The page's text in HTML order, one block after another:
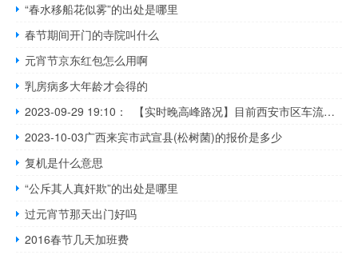
“春水移船花似雾”的出处是哪里
春节期间开门的寺院叫什么
元宵节京东红包怎么用啊
乳房病多大年龄才会得的
2023-09-29 19:10： 【实时晚高峰路况】目前西安市区车流量较大的路段有:东二环，北二环，未央路，咸宁西路，太白北路，北关正街，吉祥路，长安中路南，其余路段交通秩序正常。请各相关大队加大疏导力度，确保道路有序通行。【西安高速大队】绕城高速全线多云，双节首日车流量整体较大缓行，主要体现在以下 ​​​
2023-10-03广西来宾市武宣县(松树菌)的报价是多少
复机是什么意思
“公斥其人真奸欺”的出处是哪里
过元宵节那天出门好吗
2016春节几天加班费